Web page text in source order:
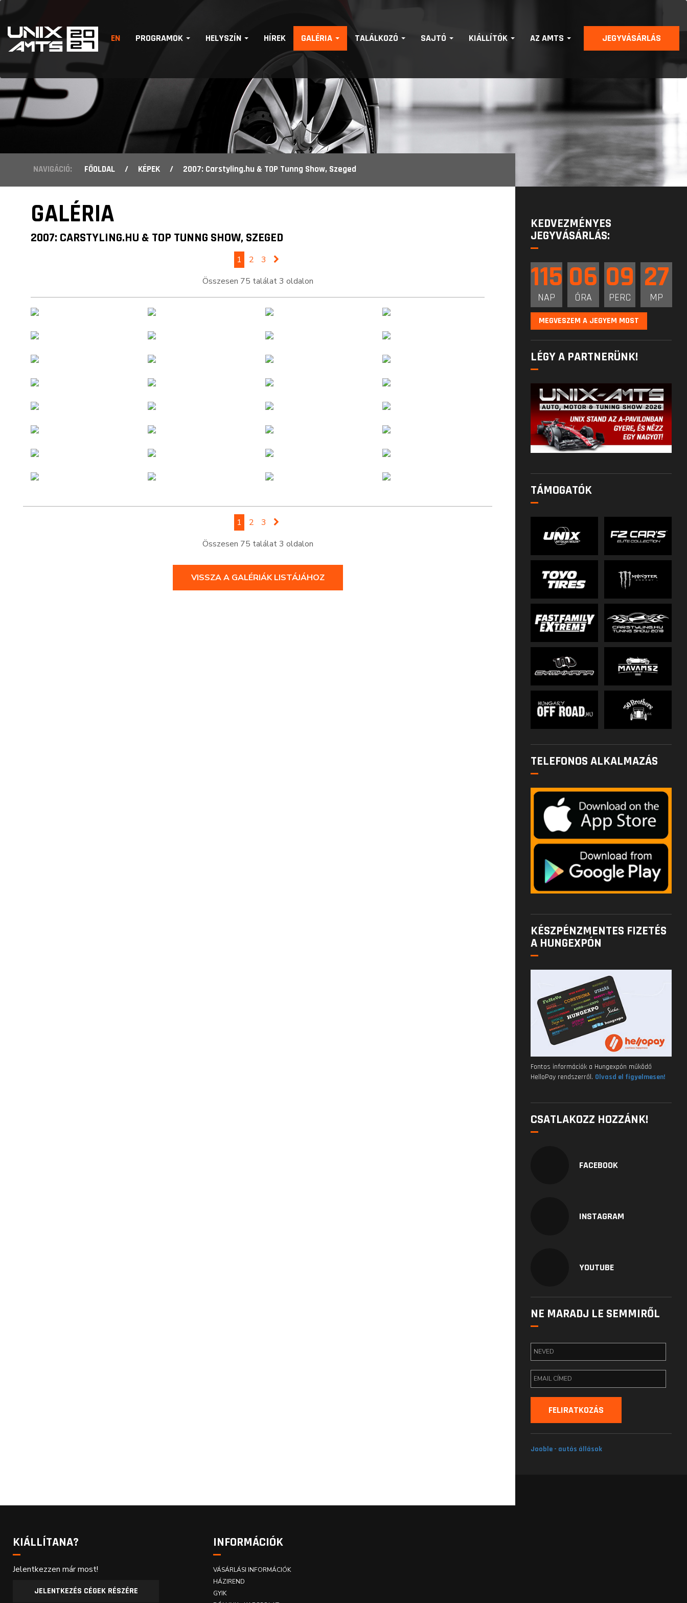
EN PROGRAMOK HELYSZÍN HÍREK GALÉRIA TALÁLKOZÓ SAJTÓ KIÁLLÍTÓK AZ AMTS JEGYVÁSÁRLÁS
NAVIGÁCIÓ: FŐOLDAL / KÉPEK / 2007: Carstyling.hu & TOP Tunng Show, Szeged
GALÉRIA
2007: CARSTYLING.HU & TOP TUNNG SHOW, SZEGED
1 2
3
Összesen 75 találat 3 oldalon
1 2
3
Összesen 75 találat 3 oldalon
VISSZA A GALÉRIÁK LISTÁJÁHOZ
KEDVEZMÉNYES
JEGYVÁSÁRLÁS:
115
NAP
06
ÓRA
09
PERC
26
MP
MEGVESZEM A JEGYEM MOST
LÉGY A PARTNERÜNK!
TÁMOGATÓK
TELEFONOS ALKALMAZÁS
KÉSZPÉNZMENTES FIZETÉS
A HUNGEXPÓN
Fontos információk a Hungexpón működő
HelloPay rendszerről. Olvasd el figyelmesen!
CSATLAKOZZ HOZZÁNK!
FACEBOOK
INSTAGRAM
YOUTUBE
NE MARADJ LE SEMMIRŐL
Jooble - autós állások
KIÁLLÍTANA?
Jelentkezzen már most!
JELENTKEZÉS CÉGEK RÉSZÉRE
INFORMÁCIÓK
VÁSÁRLÁSI INFORMÁCIÓK
HÁZIREND
GYIK